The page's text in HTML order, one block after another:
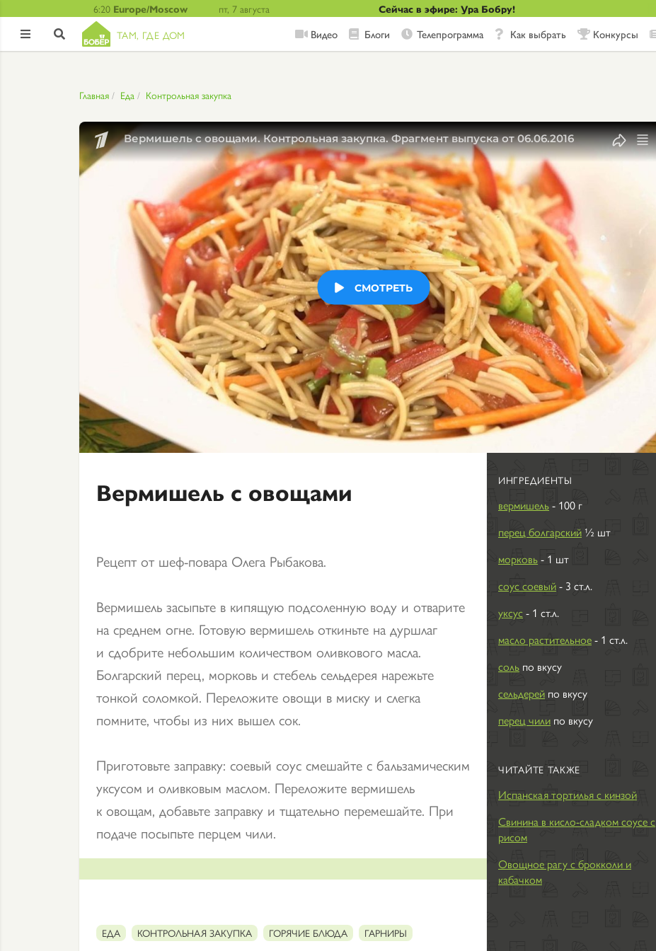
6:20 Europe/Moscow пт, 7 августа Сейчас в эфире: Ура Бобру!
  ТАМ, ГДЕ ДОМ Видео Блоги Телепрограмма Как выбрать Конкурсы
Главная Еда Контрольная закупка
Вермишель с овощами
Рецепт от шеф-повара Олега Рыбакова.
Вермишель засыпьте в кипящую подсоленную воду и отварите
на среднем огне. Готовую вермишель откиньте на дуршлаг
и сдобрите небольшим количеством оливкового масла.
Болгарский перец, морковь и стебель сельдерея нарежьте
тонкой соломкой. Переложите овощи в миску и слегка
помните, чтобы из них вышел сок.
Приготовьте заправку: соевый соус смешайте с бальзамическим
уксусом и оливковым маслом. Переложите вермишель
к овощам, добавьте заправку и тщательно перемешайте. При
подаче посыпьте перцем чили.
ЕДА КОНТРОЛЬНАЯ ЗАКУПКА ГОРЯЧИЕ БЛЮДА ГАРНИРЫ
ИНГРЕДИЕНТЫ
вермишель- 100 г
перец болгарский ½ шт
морковь- 1 шт
соус соевый- 3 ст.л.
уксус- 1 ст.л.
масло растительное- 1 ст.л.
соль по вкусу
сельдерей по вкусу
перец чили по вкусу
ЧИТАЙТЕ ТАКЖЕ
Испанская тортилья с кинзой
Свинина в кисло-сладком соусе с
рисом
Овощное рагу с брокколи и
кабачком